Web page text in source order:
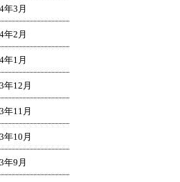
年3月
年2月
年1月
年12月
年11月
年10月
年9月